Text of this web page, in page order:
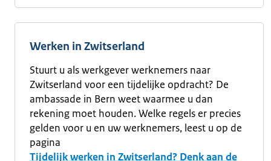
Werken in Zwitserland
Stuurt u als werkgever werknemers naar
Zwitserland voor een tijdelijke opdracht? De
ambassade in Bern weet waarmee u dan
rekening moet houden. Welke regels er precies
gelden voor u en uw werknemers, leest u op de
pagina
Tijdelijk werken in Zwitserland? Denk aan de